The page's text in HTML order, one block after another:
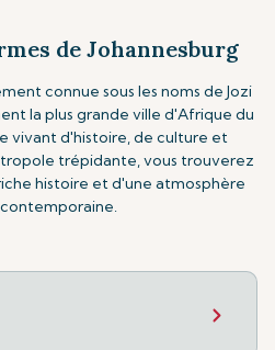
de Johannesburg
connue sous les noms de Jozi
la plus grande ville d'Afrique du
vivant d'histoire, de culture et
trépidante, vous trouverez
histoire et d'une atmosphère